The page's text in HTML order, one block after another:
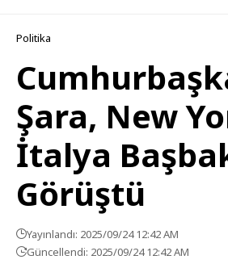
Politika
Şara, New
İtalya
Görüştü
Yayınlandı: 2025/09/24 12:42 AM
Güncellendi: 2025/09/24 12:42 AM